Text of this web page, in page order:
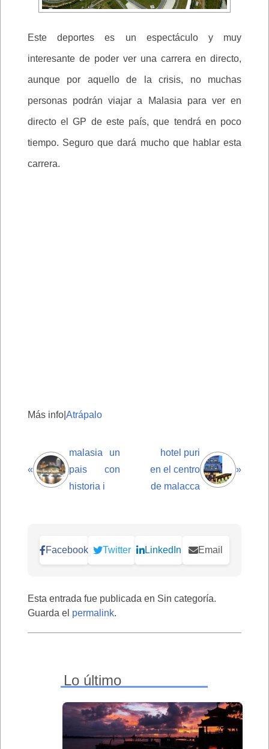
Este deportes es un espectáculo y muy
interesante de poder ver una carrera en directo,
aunque por aquello de la crisis, no muchas
personas podrán viajar a Malasia para ver en
directo el GP de este país, que tendrá en poco
tiempo. Seguro que dará mucho que hablar esta
carrera.
Más info| Atrápalo
«
malasia un
pais con
historia i
hotel puri
en el centro
de malacca
»
Facebook Twitter LinkedIn Email
Esta entrada fue publicada en Sin categoría.
Guarda el permalink.
Lo último